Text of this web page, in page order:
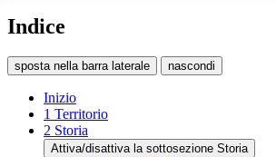
Indice
sposta nella barra laterale nascondi
Inizio
1 Territorio
2 Storia
Attiva/disattiva la sottosezione Storia